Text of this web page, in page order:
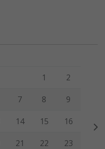
Viernes Sábado
1 2
7 8 9
14 15 16
21 22 23